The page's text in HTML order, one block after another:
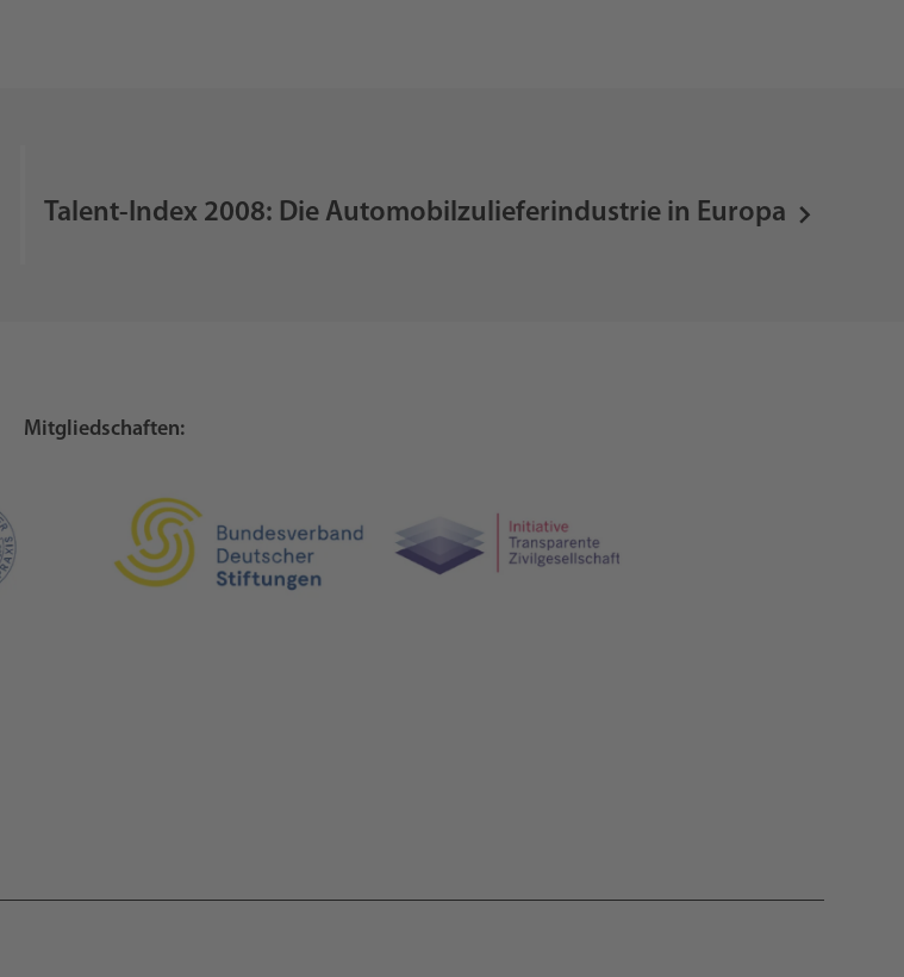
Talent-Index 2008: Die Automobilzulieferindustrie in Europa
Mitgliedschaften: